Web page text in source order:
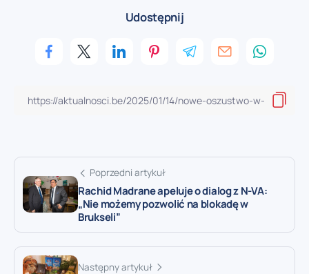
Udostępnij
Poprzedni artykuł
Rachid Madrane apeluje o dialog z N-VA:
„Nie możemy pozwolić na blokadę w
Brukseli”
Następny artykuł